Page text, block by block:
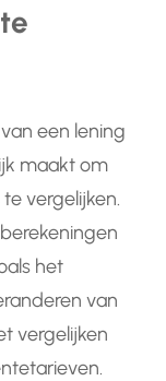
een lening
maakt om
vergelijken.
het
van
vergelijken